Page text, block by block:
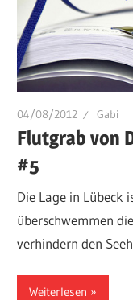
04/08/2012 Gabi
Flutgrab von
#5
Die Lage in Lübeck
überschwemmen
verhindern den
Weiterlesen